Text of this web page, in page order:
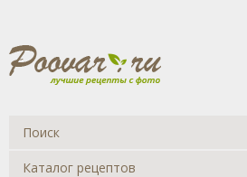
Каталог рецептов